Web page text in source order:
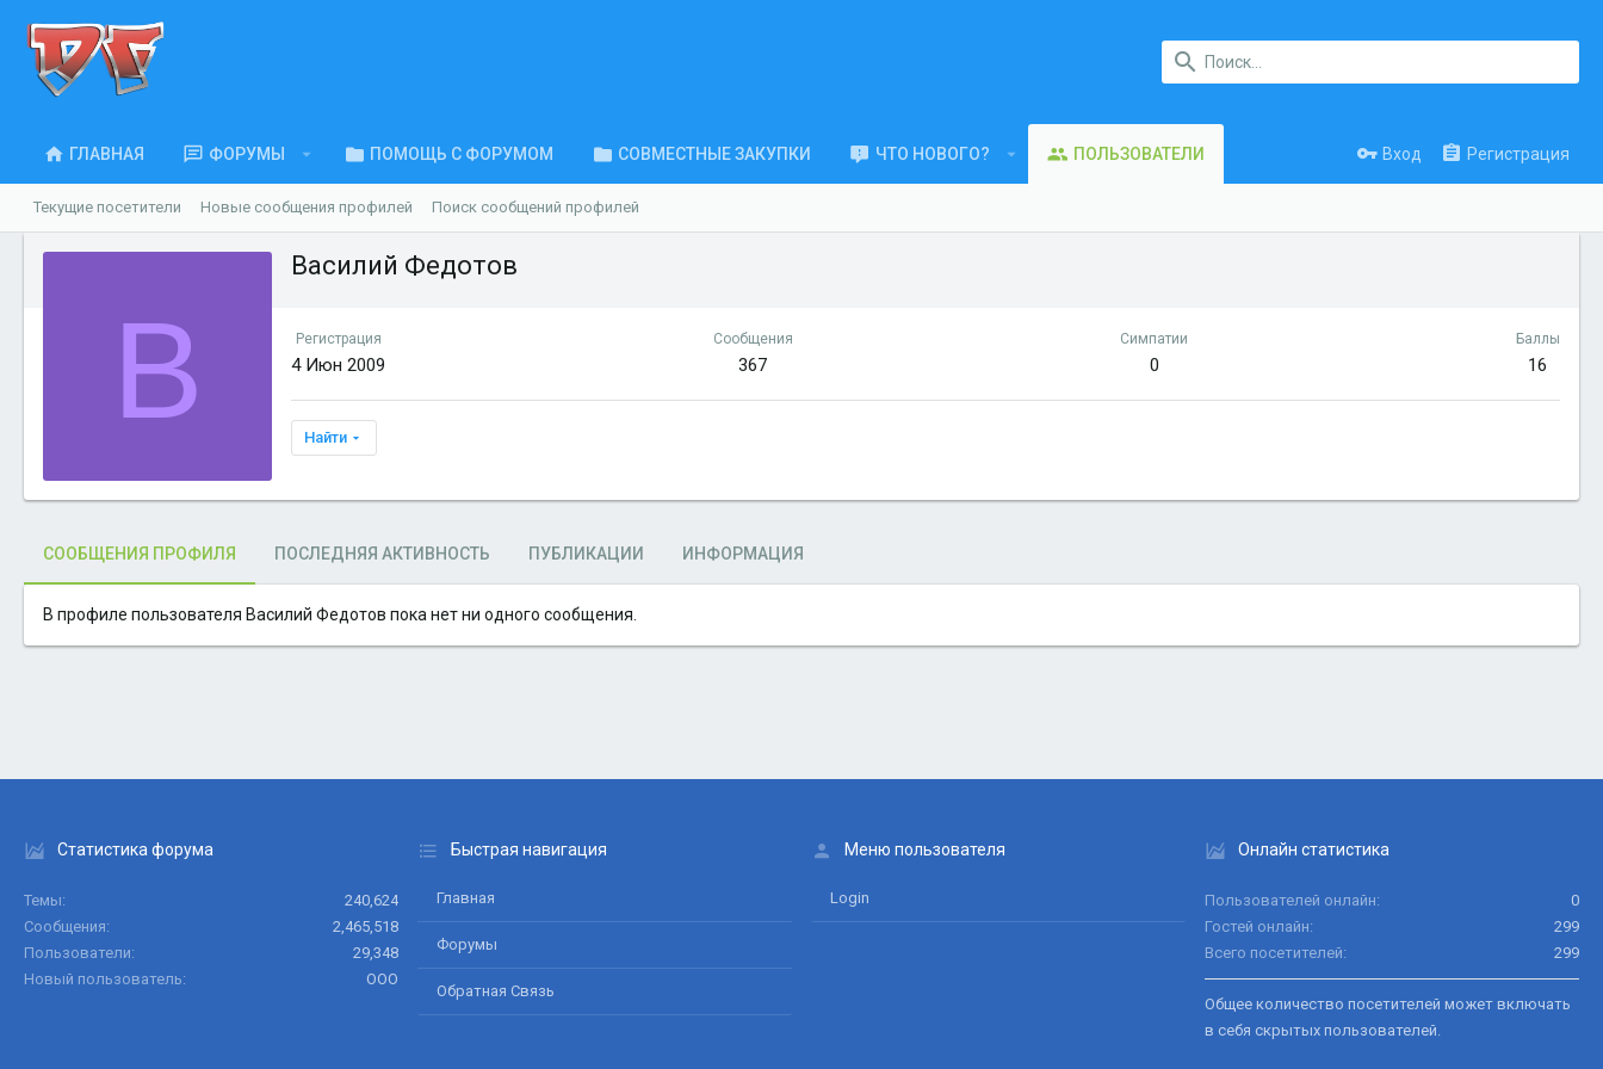
ГЛАВНАЯ ФОРУМЫ ПОМОЩЬ С ФОРУМОМ СОВМЕСТНЫЕ ЗАКУПКИ ЧТО НОВОГО? ПОЛЬЗОВАТЕЛИ Вход Регистрация
Текущие посетители Новые сообщения профилей Поиск сообщений профилей
В
Василий Федотов
Регистрация
4 Июн 2009
Сообщения
367
Симпатии
0
Баллы
16
Найти
СООБЩЕНИЯ ПРОФИЛЯ ПОСЛЕДНЯЯ АКТИВНОСТЬ ПУБЛИКАЦИИ ИНФОРМАЦИЯ
В профиле пользователя Василий Федотов пока нет ни одного сообщения.
Статистика форума
Темы
240,624
Сообщения
2,465,518
Пользователи
29,348
Новый пользователь
ООО
Быстрая навигация
Главная
Форумы
Обратная Связь
Меню пользователя
Login
Онлайн статистика
Пользователей онлайн
0
Гостей онлайн
299
Всего посетителей
299
Общее количество посетителей может включать
в себя скрытых пользователей.